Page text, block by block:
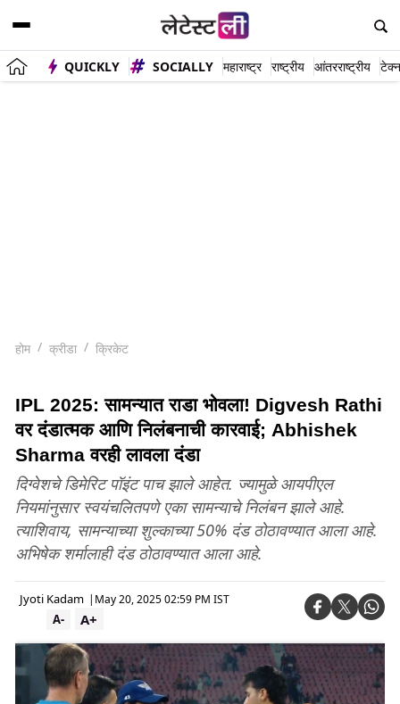
QUICKLY SOCIALLY महाराष्ट्र राष्ट्रीय आंतरराष्ट्रीय
होम क्रीडा क्रिकेट
IPL 2025: सामन्यात राडा भोवला! Digvesh Rathi
वर दंडात्मक आणि निलंबनाची कारवाई; Abhishek
Sharma वरही लावला दंडा
दिग्वेशचे डिमेरिट पॉइंट पाच झाले आहेत. ज्यामुळे आयपीएल
नियमांनुसार स्वयंचलितपणे एका सामन्याचे निलंबन झाले आहे.
त्याशिवाय, सामन्याच्या शुल्काच्या 50% दंड ठोठावण्यात आला आहे.
अभिषेक शर्मालाही दंड ठोठावण्यात आला आहे.
Jyoti Kadam | May 20, 2025 02:59 PM IST
A+
A-